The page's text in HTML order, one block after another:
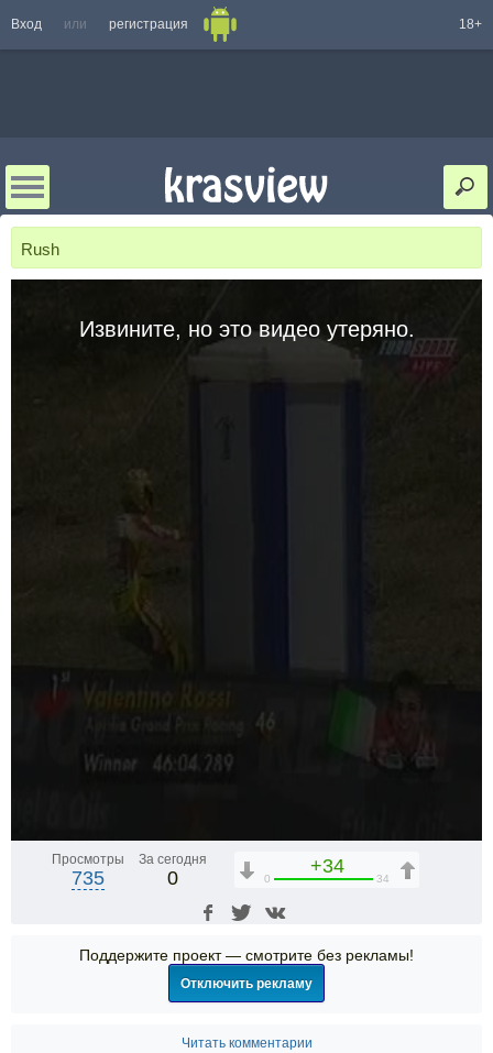
Вход или регистрация 18+
Rush
Извините, но это видео утеряно.
Просмотры
735
За сегодня
0
+34
0 34
Поддержите проект — смотрите без рекламы!
Отключить рекламу
Читать комментарии